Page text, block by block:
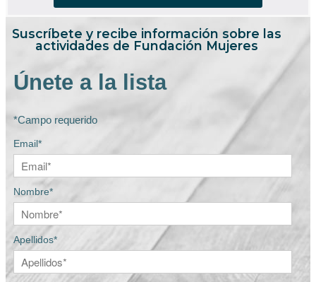
Suscríbete y recibe información sobre las
actividades de Fundación Mujeres
Únete a la lista
*Campo requerido
Email*
Nombre*
Apellidos*